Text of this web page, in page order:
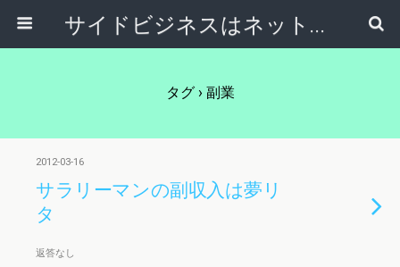
サイドビジネスはネットで稼ぐ～サラリーマンが副業から独立起業する方法～
タグ › 副業
2012-03-16
サラリーマンの副収入は夢リ
タ
返答なし